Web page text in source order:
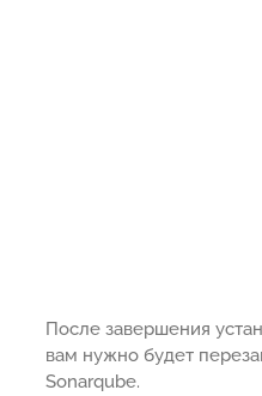
После завершения
вам нужно будет
Sonarqube.